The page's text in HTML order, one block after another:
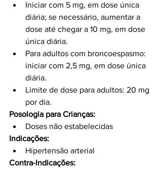
Iniciar com 5 mg, em dose única
diária; se necessário, aumentar a
dose até chegar a 10 mg, em dose
única diária.
Para adultos com broncoespasmo:
iniciar com 2,5 mg, em dose única
diária.
Limite de dose para adultos: 20 mg
por dia.
Posologia para Crianças:
Doses não estabelecidas
Indicações:
Hipertensão arterial
Contra-Indicações: